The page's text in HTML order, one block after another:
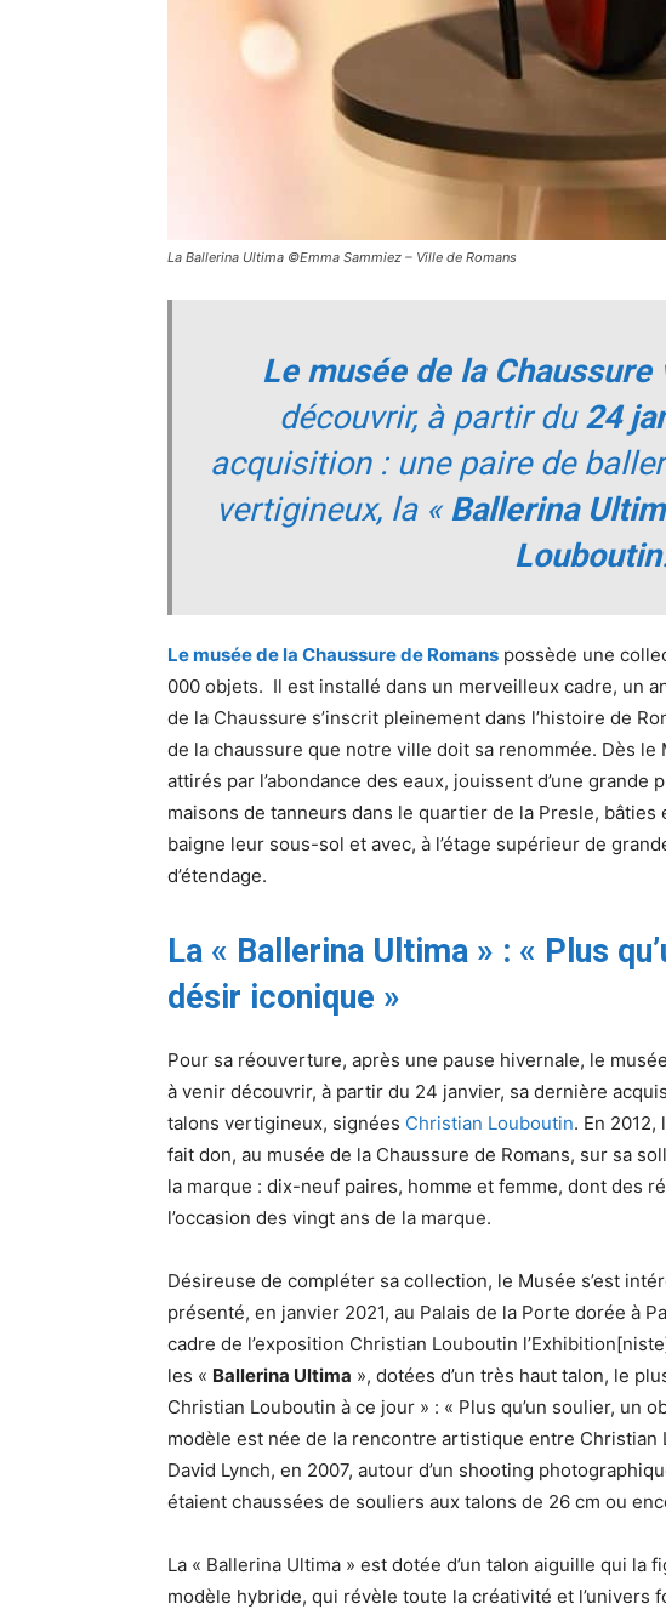
La Ballerina Ultima ©Emma Sammiez – Ville de Romans
Le musée de la Chaussure
découvrir, à partir du24
acquisition : une paire de
vertigineux, la «Ballerina
Louboutin
Le musée de la Chaussure de Romans possède une
000 objets. Il est installé dans un merveilleux cadre, un
de la Chaussure s’inscrit pleinement dans l’histoire de
de la chaussure que notre ville doit sa renommée. Dès
attirés par l’abondance des eaux, jouissent d’une
maisons de tanneurs dans le quartier de la Presle,
baigne leur sous-sol et avec, à l’étage supérieur de
d’étendage.
La « Ballerina Ultima » : « Plus
désir iconique »
Pour sa réouverture, après une pause hivernale, le
à venir découvrir, à partir du 24 janvier, sa dernière
talons vertigineux, signées Christian Louboutin. En
fait don, au musée de la Chaussure de Romans, sur sa
la marque : dix-neuf paires, homme et femme, dont des
l’occasion des vingt ans de la marque.
Désireuse de compléter sa collection, le Musée s’est
présenté, en janvier 2021, au Palais de la Porte dorée à
cadre de l’exposition Christian Louboutin
les « Ballerina Ultima », dotées d’un très haut talon, le
Christian Louboutin à ce jour » : « Plus qu’un soulier, un
modèle est née de la rencontre artistique entre
David Lynch, en 2007, autour d’un shooting
étaient chaussées de souliers aux talons de 26 cm ou
La « Ballerina Ultima » est dotée d’un talon aiguille qui la
modèle hybride, qui révèle toute la créativité et l’univers